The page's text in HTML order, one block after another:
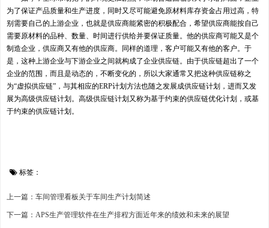
为了保证产品质量和生产进度，同时又尽可能避免原材料库存资金占用过高，特
别需要自己的上游企业，也就是供应商能紧密的积极配合，希望供应商能按自己
需要原材料的品种、数量、时间进行供给并要保证质量。他的供应商可能又是个
制造企业，供应商又有他的供应商。同样的道理，客户可能又有他的客户。于
是，这种上游企业与下游企业之间就构成了企业供应链。由于供应链超出了一个
企业的范围，而且是动态的，不断变化的，所以大家通常又把这种供应链称之
为“虚拟供应链”，与其相应的ERP计划方法也随之发展成供应链计划，进而又发
展为高级供应链计划。高级供应链计划又称为基于约束的供应链优化计划，或基
于约束的供应链计划。
标签：
上一篇：车间管理看板关于车间生产计划简述
下一篇：APS生产管理软件在生产排程方面近年来的绩效和未来的展望